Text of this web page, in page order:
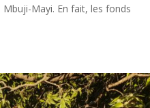
Mayi. En fait, les fonds